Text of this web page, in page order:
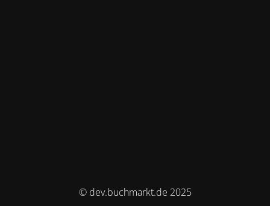
© dev.buchmarkt.de 2025